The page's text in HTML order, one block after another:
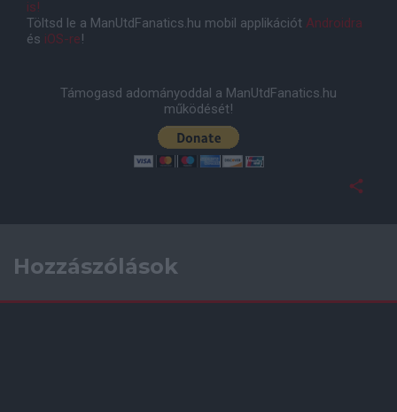
is!
Töltsd le a ManUtdFanatics.hu mobil applikációt Androidra
és iOS-re!
Támogasd adományoddal a ManUtdFanatics.hu
működését!
Hozzászólások